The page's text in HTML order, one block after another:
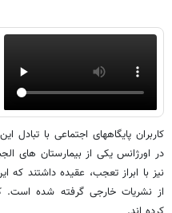
کاربران پایگاههای اجتماعی با
در اورژانس یکی از بیمارستان های
نیز با ابراز تعجب، عقیده داشتند که
از نشریات خارجی گرفته شده است.